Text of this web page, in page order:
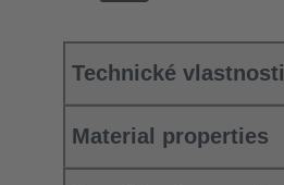
Technické vlastnosti
Material properties